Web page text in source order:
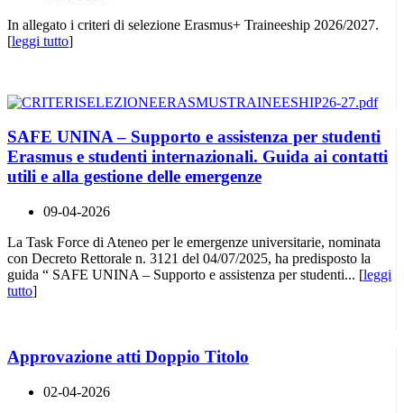
In allegato i criteri di selezione Erasmus+ Traineeship 2026/2027.
[leggi tutto]
SAFE UNINA – Supporto e assistenza per studenti
Erasmus e studenti internazionali. Guida ai contatti
utili e alla gestione delle emergenze
09-04-2026
La Task Force di Ateneo per le emergenze universitarie, nominata
con Decreto Rettorale n. 3121 del 04/07/2025, ha predisposto la
guida “ SAFE UNINA – Supporto e assistenza per studenti... [leggi
tutto]
Approvazione atti Doppio Titolo
02-04-2026